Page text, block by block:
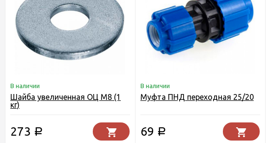
В наличии
Шайба увеличенная ОЦ М8 (1
кг)
273 Р
В наличии
Муфта ПНД переходная 25/20
69 Р